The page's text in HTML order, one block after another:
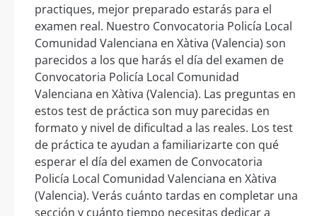
practiques, mejor preparado estarás para el
examen real. Nuestro Convocatoria Policía Local
Comunidad Valenciana en Xàtiva (Valencia) son
parecidos a los que harás el día del examen de
Convocatoria Policía Local Comunidad
Valenciana en Xàtiva (Valencia). Las preguntas en
estos test de práctica son muy parecidas en
formato y nivel de dificultad a las reales. Los test
de práctica te ayudan a familiarizarte con qué
esperar el día del examen de Convocatoria
Policía Local Comunidad Valenciana en Xàtiva
(Valencia). Verás cuánto tardas en completar una
sección y cuánto tiempo necesitas dedicar a